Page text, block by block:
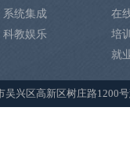
系统集成
科教娱乐
在
培
就
吴兴区高新区树庄路